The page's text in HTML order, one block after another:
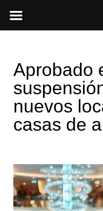
Aprobado
nuevos
casas de